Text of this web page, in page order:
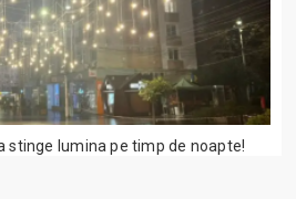
stinge lumina pe timp de noapte!